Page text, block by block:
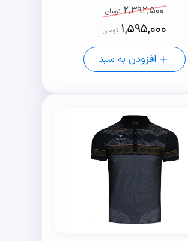
2,392,500 تومان
1,595,000 تومان
افزودن به سبد